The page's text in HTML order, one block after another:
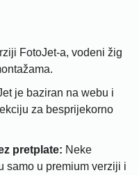
FotoJet-a, vodeni žig
je baziran na webu i
za besprijekorno
pretplate: Neke
samo u premium verziji i